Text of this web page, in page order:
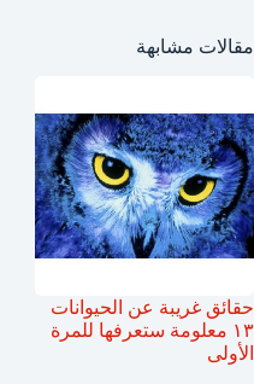
مقالات مشابهة
حقائق غريبة عن الحيوانات
١٣ معلومة ستعرفها للمرة
الأولى